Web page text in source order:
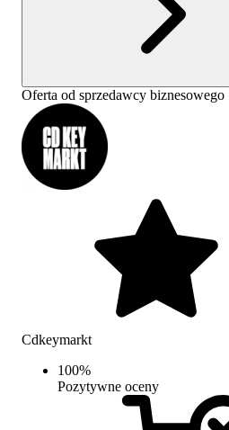
Oferta od sprzedawcy biznesowego
Cdkeymarkt
100%
Pozytywne oceny